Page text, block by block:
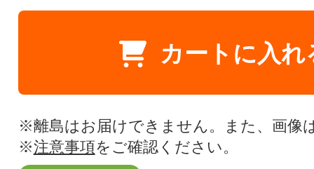
カートに入れ
※離島はお届けできません。また、画像
※注意事項をご確認ください。